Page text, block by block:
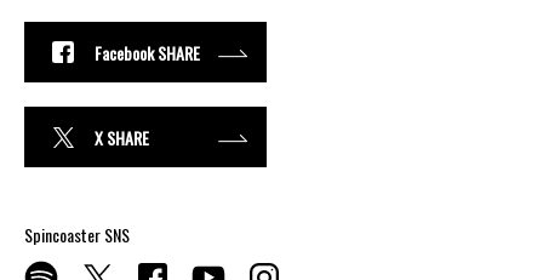
Facebook SHARE
X SHARE
Spincoaster SNS